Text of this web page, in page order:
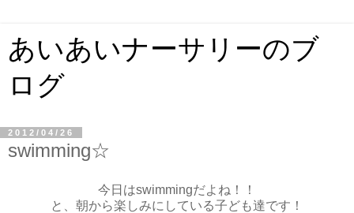
あいあいナーサリーのブ
ログ
2012/04/26
swimming☆
今日はswimmingだよね！！
と、朝から楽しみにしている子ども達です！